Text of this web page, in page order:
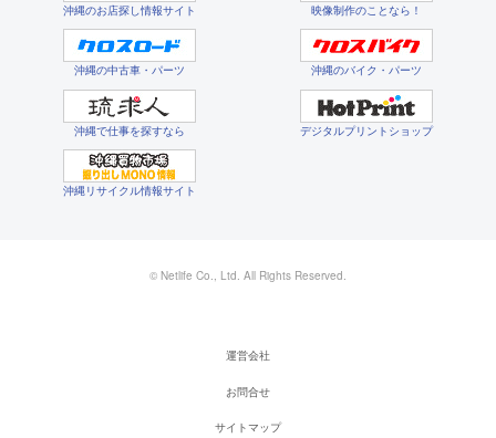
沖縄のお店探し情報サイト 映像制作のことなら！
沖縄の中古車・パーツ 沖縄のバイク・パーツ
沖縄で仕事を探すなら デジタルプリントショップ
沖縄リサイクル情報サイト
© Netlife Co., Ltd. All Rights Reserved.
運営会社
お問合せ
サイトマップ